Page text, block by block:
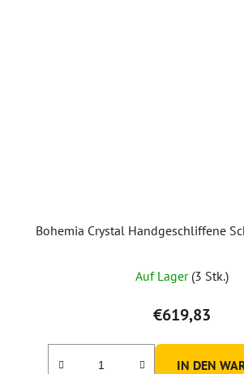
Bohemia Crystal Handgeschliffene
Auf Lager (3 Stk.)
€619,83
IN DEN